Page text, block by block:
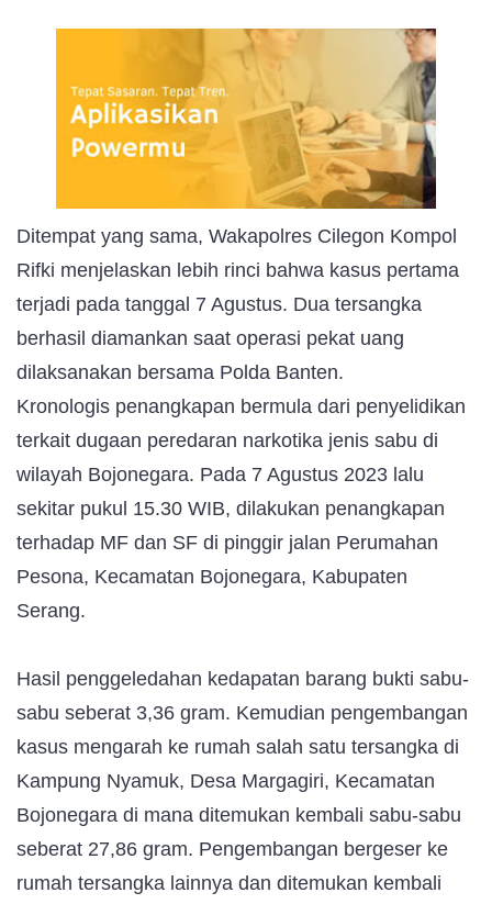
Ditempat yang sama, Wakapolres Cilegon Kompol
Rifki menjelaskan lebih rinci bahwa kasus pertama
terjadi pada tanggal 7 Agustus. Dua tersangka
berhasil diamankan saat operasi pekat uang
dilaksanakan bersama Polda Banten.
Kronologis penangkapan bermula dari penyelidikan
terkait dugaan peredaran narkotika jenis sabu di
wilayah Bojonegara. Pada 7 Agustus 2023 lalu
sekitar pukul 15.30 WIB, dilakukan penangkapan
terhadap MF dan SF di pinggir jalan Perumahan
Pesona, Kecamatan Bojonegara, Kabupaten
Serang.
Hasil penggeledahan kedapatan barang bukti sabu-
sabu seberat 3,36 gram. Kemudian pengembangan
kasus mengarah ke rumah salah satu tersangka di
Kampung Nyamuk, Desa Margagiri, Kecamatan
Bojonegara di mana ditemukan kembali sabu-sabu
seberat 27,86 gram. Pengembangan bergeser ke
rumah tersangka lainnya dan ditemukan kembali